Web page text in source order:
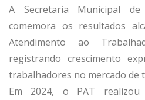
A Secretaria Municipal
comemora os resultados
Atendimento ao
registrando crescimento
trabalhadores no mercado de
Em 2024, o PAT realizou